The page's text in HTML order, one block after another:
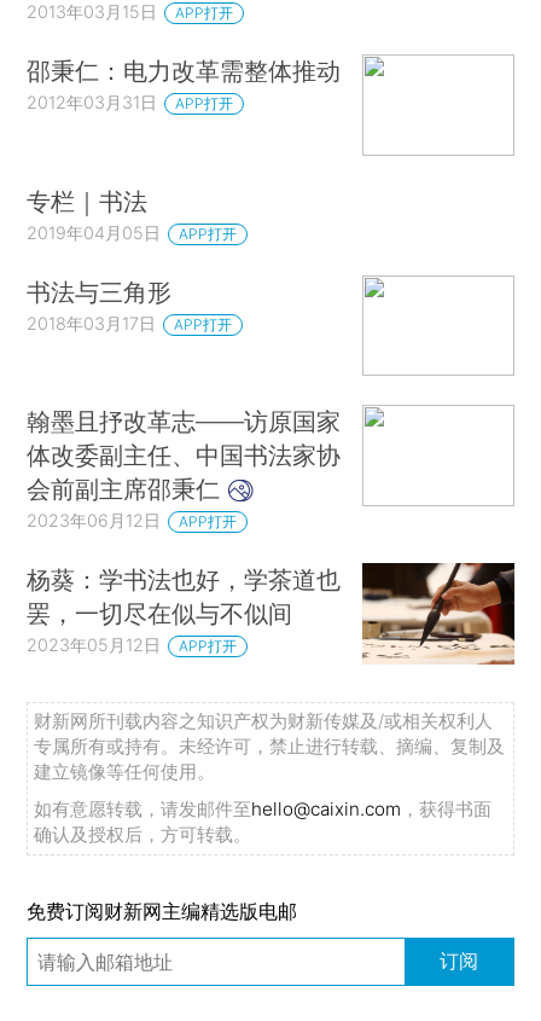
2013年03月15日 APP打开
邵秉仁：电力改革需整体推动
2012年03月31日 APP打开
专栏｜书法
2019年04月05日 APP打开
书法与三角形
2018年03月17日 APP打开
翰墨且抒改革志——访原国家
体改委副主任、中国书法家协
会前副主席邵秉仁
2023年06月12日 APP打开
杨葵：学书法也好，学茶道也
罢，一切尽在似与不似间
2023年05月12日 APP打开
财新网所刊载内容之知识产权为财新传媒及/或相关权利人
专属所有或持有。未经许可，禁止进行转载、摘编、复制及
建立镜像等任何使用。
如有意愿转载，请发邮件至hello@caixin.com ，获得书面
确认及授权后，方可转载。
免费订阅财新网主编精选版电邮
订阅